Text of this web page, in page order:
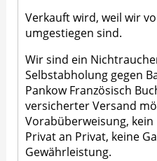
Verkauft wird, weil wir
umgestiegen sind.
Wir sind ein
Selbstabholung gegen
Pankow Französisch
versicherter Versand
Vorabüberweisung, kein
Privat an Privat, keine
Gewährleistung.